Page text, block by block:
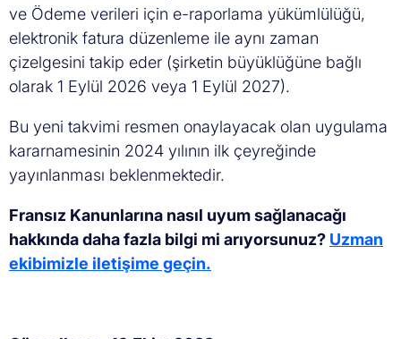
ve Ödeme verileri için e-raporlama yükümlülüğü,
elektronik fatura düzenleme ile aynı zaman
çizelgesini takip eder (şirketin büyüklüğüne bağlı
olarak 1 Eylül 2026 veya 1 Eylül 2027).
Bu yeni takvimi resmen onaylayacak olan uygulama
kararnamesinin 2024 yılının ilk çeyreğinde
yayınlanması beklenmektedir.
Fransız Kanunlarına nasıl uyum sağlanacağı
hakkında daha fazla bilgi mi arıyorsunuz? Uzman
ekibimizle iletişime geçin.